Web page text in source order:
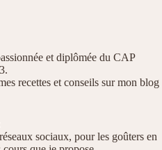
et diplômée du CAP
recettes et conseils sur mon blog
sociaux, pour les goûters en